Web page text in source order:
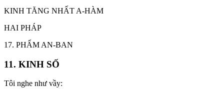
KINH TĂNG NHẤT A-HÀM
HAI PHÁP
17. PHẨM AN-BAN
11. KINH SỐ
Tôi nghe như vầy: